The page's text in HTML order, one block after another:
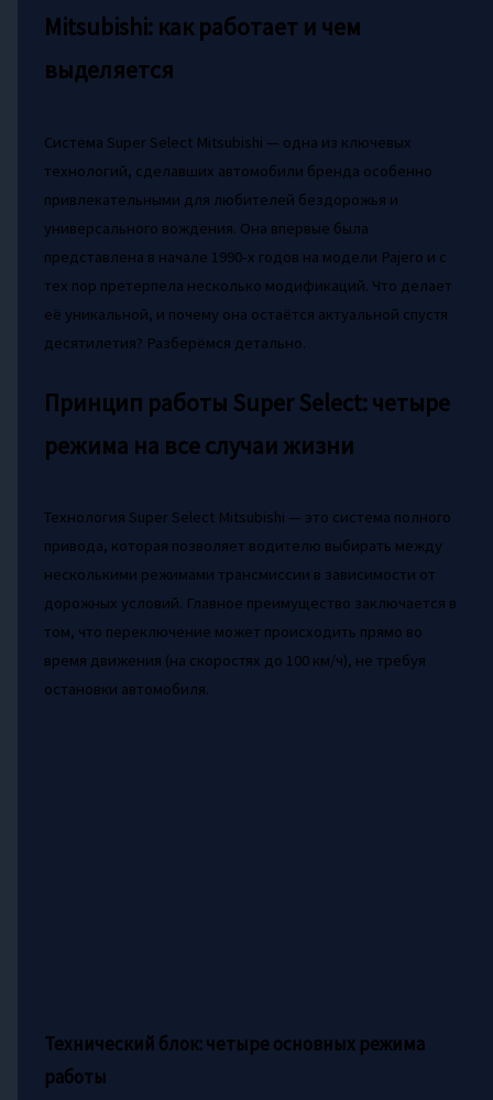
Mitsubishi: как работает и чем
выделяется
Система Super Select Mitsubishi — одна из ключевых
технологий, сделавших автомобили бренда особенно
привлекательными для любителей бездорожья и
универсального вождения. Она впервые была
представлена в начале 1990-х годов на модели Pajero и с
тех пор претерпела несколько модификаций. Что делает
её уникальной, и почему она остаётся актуальной спустя
десятилетия? Разберёмся детально.
Принцип работы Super Select: четыре
режима на все случаи жизни
Технология Super Select Mitsubishi — это система полного
привода, которая позволяет водителю выбирать между
несколькими режимами трансмиссии в зависимости от
дорожных условий. Главное преимущество заключается в
том, что переключение может происходить прямо во
время движения (на скоростях до 100 км/ч), не требуя
остановки автомобиля.
Технический блок: четыре основных режима
работы